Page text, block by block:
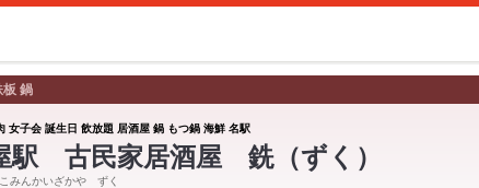
板 鍋
女子会 誕生日 飲放題 居酒屋 鍋 もつ鍋 海鮮 名駅
駅 古民家居酒屋 銑（ずく）
みんかいざかや ずく